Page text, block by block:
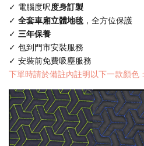
✓ 電腦度呎度身訂製
✓ 全套車廂立體地毯，全方位保護
✓ 三年保養
✓ 包到門市安裝服務
✓ 安裝前免費吸塵服務
下單時請於備註內註明以下一款顏色﹕